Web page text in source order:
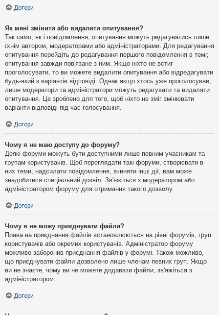
Догори
Як мені змінити або видалити опитування?
Так само, як і повідомлення, опитування можуть редагуватись лише
їхнім автором, модераторами або адміністраторами. Для редагування
опитування перейдіть до редагування першого повідомлення в темі;
опитування завжди пов'язане з ним. Якщо ніхто не встиг
проголосувати, то ви можете видалити опитування або відредагувати
будь-який з варіантів відповіді. Однак якщо хтось уже проголосував,
лише модератори та адміністратори можуть редагувати та видаляти
опитування. Це зроблено для того, щоб ніхто не зміг змінювати
варіанти відповіді під час голосування.
Догори
Чому я не маю доступу до форуму?
Деякі форуми можуть бути доступними лише певним учасникам та
групам користувачів. Щоб переглядати такі форуми, створювати в
них теми, надсилати повідомлення, вчиняти інші дії, вам може
знадобитися спеціальний дозвіл. Зв'яжіться з модератором або
адміністратором форуму для отримання такого дозволу.
Догори
Чому я не можу приєднувати файли?
Права на приєднання файлів встановлюються на рівні форумів, груп
користувачів або окремих користувачів. Адміністратор форуму
можливо заборонив приєднання файлів у форумі. Також можливо,
що приєднувати файли дозволено лише членам певних груп. Якщо
ви не знаєте, чому ви не можете додавати файли, зв'яжіться з
адміністратором.
Догори